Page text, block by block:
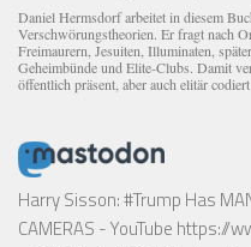
Daniel Hermsdorf arbeitet in diesem
Verschwörungstheorien. Er fragt nach
Freimaurern, Jesuiten, Illuminaten,
Geheimbünde und Elite-Clubs. Damit
öffentlich präsent, aber auch elitär
Harry Sisson: #Trump Has
CAMERAS - YouTube https://